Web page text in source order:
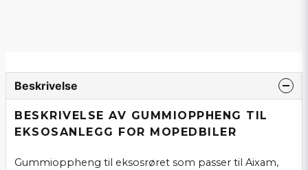
Beskrivelse
BESKRIVELSE AV GUMMIOPPHENG TIL
EKSOSANLEGG FOR MOPEDBILER
Gummioppheng til eksosrøret som passer til Aixam,